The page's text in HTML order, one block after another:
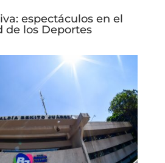
espectáculos en el
de los Deportes